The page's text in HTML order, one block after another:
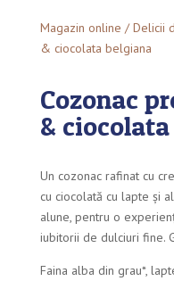
Magazin online /Delicii
& ciocolata belgiana
Cozonac
&
Un cozonac rafinat cu
cu ciocolată cu lapte și
alune, pentru o
iubitorii de dulciuri fine.
Faina alba din grau*,